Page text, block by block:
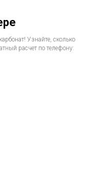
Узнайте, сколько
расчет по телефону: